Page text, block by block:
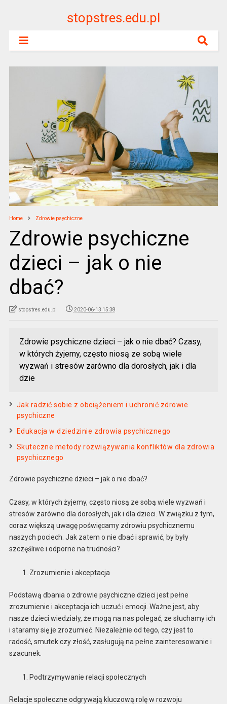
stopstres.edu.pl
Home Zdrowie psychiczne
Zdrowie psychiczne
dzieci – jak o nie
dbać?
stopstres.edu.pl 2020-06-13 15:38
Zdrowie psychiczne dzieci – jak o nie dbać? Czasy,
w których żyjemy, często niosą ze sobą wiele
wyzwań i stresów zarówno dla dorosłych, jak i dla
dzie
Jak radzić sobie z obciążeniem i uchronić zdrowie
psychiczne
Edukacja w dziedzinie zdrowia psychicznego
Skuteczne metody rozwiązywania konfliktów dla zdrowia
psychicznego
Zdrowie psychiczne dzieci – jak o nie dbać?
Czasy, w których żyjemy, często niosą ze sobą wiele wyzwań i
stresów zarówno dla dorosłych, jak i dla dzieci. W związku z tym,
coraz większą uwagę poświęcamy zdrowiu psychicznemu
naszych pociech. Jak zatem o nie dbać i sprawić, by były
szczęśliwe i odporne na trudności?
Zrozumienie i akceptacja
Podstawą dbania o zdrowie psychiczne dzieci jest pełne
zrozumienie i akceptacja ich uczuć i emocji. Ważne jest, aby
nasze dzieci wiedziały, że mogą na nas polegać, że słuchamy ich
i staramy się je zrozumieć. Niezależnie od tego, czy jest to
radość, smutek czy złość, zasługują na pełne zainteresowanie i
szacunek.
Podtrzymywanie relacji społecznych
Relacje społeczne odgrywają kluczową rolę w rozwoju